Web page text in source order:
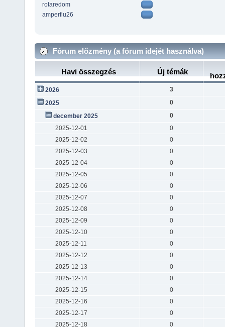
rotaredom
amperfiu26
Fórum előzmény (a fórum idejét használva)
Havi összegzés Új témák
2026
3
2025
0
december 2025
0
2025-12-01
0
2025-12-02
0
2025-12-03
0
2025-12-04
0
2025-12-05
0
2025-12-06
0
2025-12-07
0
2025-12-08
0
2025-12-09
0
2025-12-10
0
2025-12-11
0
2025-12-12
0
2025-12-13
0
2025-12-14
0
2025-12-15
0
2025-12-16
0
2025-12-17
0
2025-12-18
0